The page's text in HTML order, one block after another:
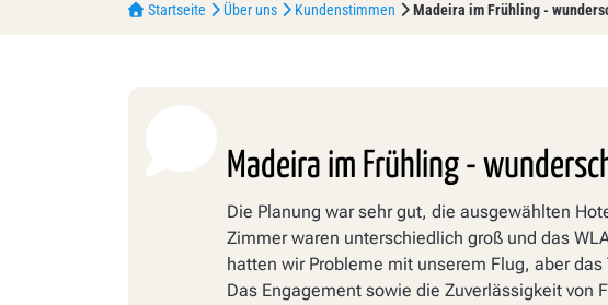
Startseite Über uns Kundenstimmen Madeira im Frühling -
Madeira im Frühling -
Die Planung war sehr gut, die ausgewählten
Zimmer waren unterschiedlich groß und das
hatten wir Probleme mit unserem Flug, aber
Das Engagement sowie die Zuverlässigkeit